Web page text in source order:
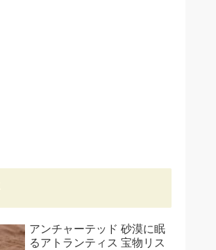
アンチャーテッド 砂漠に眠
るアトランティス 宝物リス